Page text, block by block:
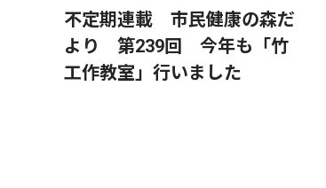
不定期連載 市民健康の森だ
より 第239回 今年も「竹
工作教室」行いました